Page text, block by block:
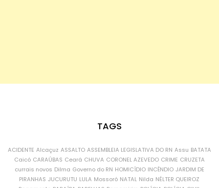
TAGS
ACIDENTE Alcaçuz ASSALTO ASSEMBLEIA LEGISLATIVA DO RN Assu BATATA
Caicó CARAÚBAS Ceará CHUVA CORONEL AZEVEDO CRIME CRUZETA
currais novos Dilma Governo do RN HOMICÍDIO INCÊNDIO JARDIM DE
PIRANHAS JUCURUTU LULA Mossoró NATAL Nilda NÉLTER QUEIROZ